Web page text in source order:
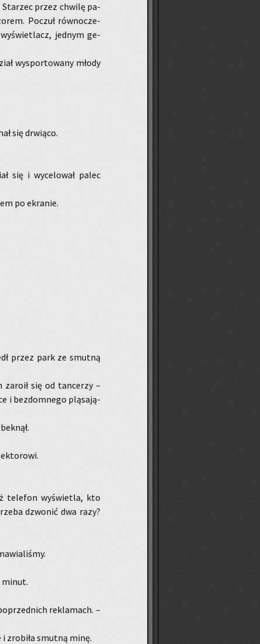
Sta­rzec przez chwi­lę pa­
Po­czuł rów­no­cze­
jed­nym ge­
wy­spor­to­wa­ny młody
się drwią­co.
się i wy­ce­lo­wał palec
po ekra­nie.
przez park ze smut­ną
się od tan­ce­rzy –
i bez­dom­ne­go plą­sa­ją­
te­le­fon wy­świe­tla, kto
dzwo­nić dwa razy?
minut.
re­kla­mach. –
i zro­bi­ła smut­ną minę.